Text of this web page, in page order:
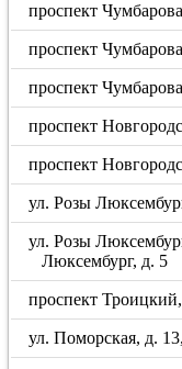
проспект
проспект
проспект
проспект
проспект
ул. Розы
ул. Розы
Люксембург, д. 5
проспект
ул. Поморская, д.